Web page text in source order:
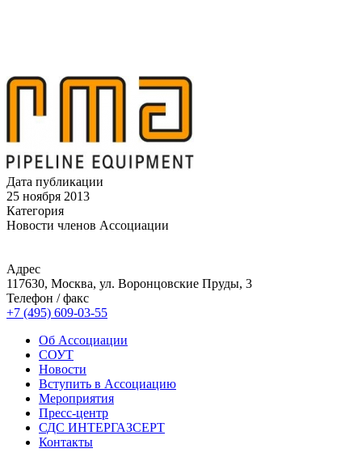
Дата публикации
25 ноября 2013
Категория
Новости членов Ассоциации
Адрес
117630, Москва, ул. Воронцовские Пруды, 3
Телефон / факс
+7 (495) 609-03-55
Об Ассоциации
СОУТ
Новости
Вступить в Ассоциацию
Мероприятия
Пресс-центр
СДС ИНТЕРГАЗСЕРТ
Контакты